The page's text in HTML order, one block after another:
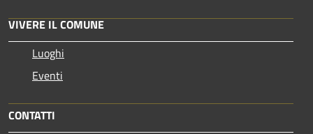
VIVERE IL COMUNE
Luoghi
Eventi
CONTATTI